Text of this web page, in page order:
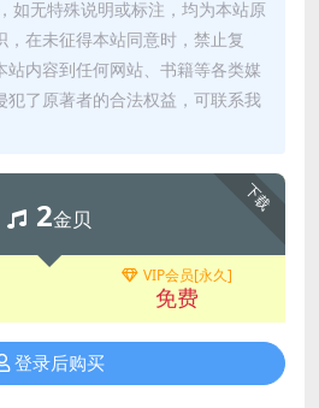
如无特殊说明或标注，均为本站原
在未征得本站同意时，禁止复
内容到任何网站、书籍等各类媒
了原著者的合法权益，可联系我
下载
2金贝
VIP会员[永久]
免费
登录后购买